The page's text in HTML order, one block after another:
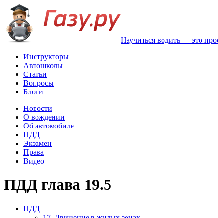
Научиться водить — это
Инструкторы
Автошколы
Статьи
Вопросы
Блоги
Новости
О вождении
Об автомобиле
ПДД
Экзамен
Права
Видео
ПДД глава 19.5
ПДД